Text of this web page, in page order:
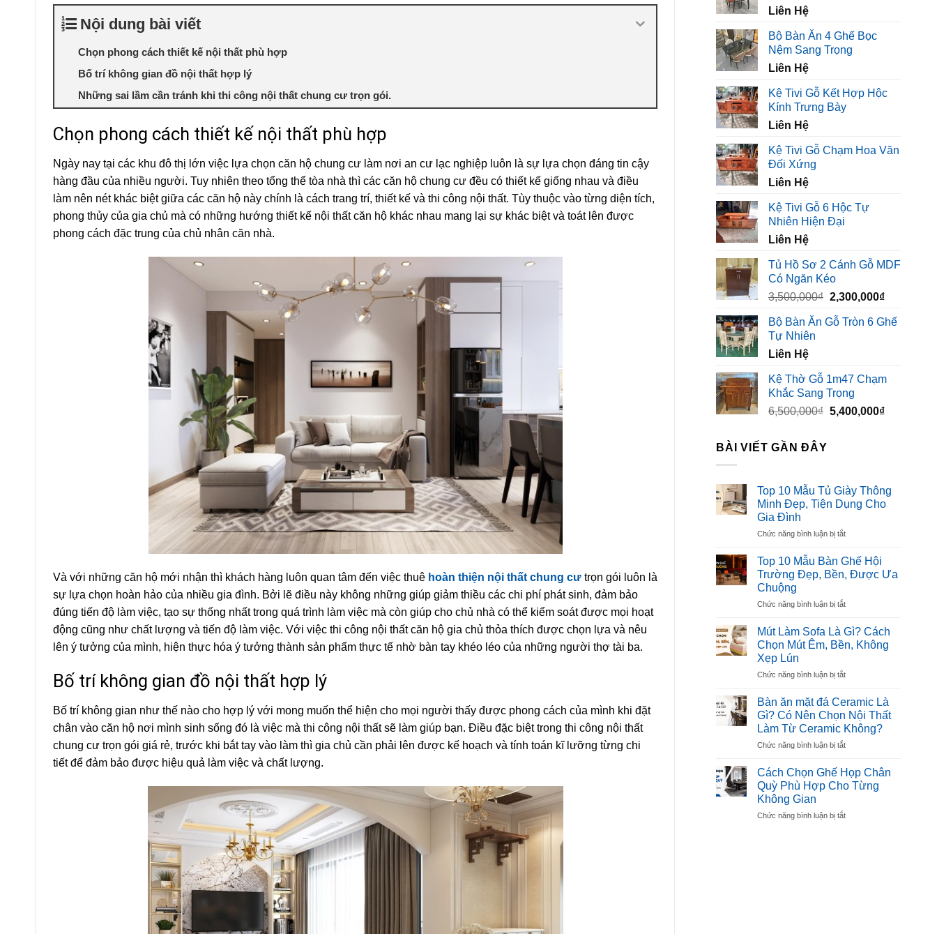
Nội dung bài viết
Chọn phong cách thiết kế nội thất phù hợp
Bố trí không gian đồ nội thất hợp lý
Những sai lầm cần tránh khi thi công nội thất chung cư trọn gói.
Chọn phong cách thiết kế nội thất phù hợp
Ngày nay tại các khu đô thị lớn việc lựa chọn căn hộ chung cư làm nơi an cư lạc nghiệp luôn là sự lựa chọn đáng tin cậy
hàng đầu của nhiều người. Tuy nhiên theo tổng thể tòa nhà thì các căn hộ chung cư đều có thiết kế giống nhau và điều
làm nên nét khác biệt giữa các căn hộ này chính là cách trang trí, thiết kế và thi công nội thất. Tùy thuộc vào từng diện tích,
phong thủy của gia chủ mà có những hướng thiết kế nội thất căn hộ khác nhau mang lại sự khác biệt và toát lên được
phong cách đặc trung của chủ nhân căn nhà.
Và với những căn hộ mới nhận thì khách hàng luôn quan tâm đến việc thuê hoàn thiện nội thất chung cư trọn gói luôn là
sự lựa chọn hoàn hảo của nhiều gia đình. Bởi lẽ điều này không những giúp giảm thiều các chi phí phát sinh, đảm bảo
đúng tiến độ làm việc, tạo sự thống nhất trong quá trình làm việc mà còn giúp cho chủ nhà có thể kiểm soát được mọi hoạt
động cũng như chất lượng và tiến độ làm việc. Với việc thi công nội thất căn hộ gia chủ thỏa thích được chọn lựa và nêu
lên ý tưởng của mình, hiện thực hóa ý tưởng thành sản phẩm thực tế nhờ bàn tay khéo léo của những người thợ tài ba.
Bố trí không gian đồ nội thất hợp lý
Bố trí không gian như thế nào cho hợp lý với mong muốn thể hiện cho mọi người thấy được phong cách của mình khi đặt
chân vào căn hộ nơi mình sinh sống đó là việc mà thi công nội thất sẽ làm giúp bạn. Điều đặc biệt trong thi công nội thất
chung cư trọn gói giá rẻ, trước khi bắt tay vào làm thì gia chủ cần phải lên được kế hoạch và tính toán kĩ lưỡng từng chi
tiết để đảm bảo được hiệu quả làm việc và chất lượng.
Liên Hệ
Bộ Bàn Ăn 4 Ghế Bọc
Nệm Sang Trọng
Liên Hệ
Kệ Tivi Gỗ Kết Hợp Hộc
Kính Trưng Bày
Liên Hệ
Kệ Tivi Gỗ Chạm Hoa Văn
Đối Xứng
Liên Hệ
Kệ Tivi Gỗ 6 Hộc Tự
Nhiên Hiện Đại
Liên Hệ
Tủ Hồ Sơ 2 Cánh Gỗ MDF
Có Ngăn Kéo
3,500,000₫ Giá
là:
2,300,000₫Giá
tại
Bộ Bàn Ăn Gỗ Tròn 6 Ghế
Tự Nhiên
Liên Hệ
Kệ Thờ Gỗ 1m47 Chạm
Khắc Sang Trọng
6,500,000₫ Giá
5,400,000₫Giá
BÀI VIẾT GẦN ĐÂY
Top 10 Mẫu Tủ Giày Thông
Minh Đẹp, Tiện Dụng Cho
Gia Đình
Chức năng bình luận bị tắtở
10
Mẫu
Tủ
Thông
Đẹp,
Tiện
Dụng
Gia
Top 10 Mẫu Bàn Ghế Hội
Trường Đẹp, Bền, Được Ưa
Chuộng
Chức năng bình luận bị tắtở
10
Mẫu
Bàn
Hội
Đẹp,
Bền,
Được
Ưa
Chuộng
Mút Làm Sofa Là Gì? Cách
Chọn Mút Êm, Bền, Không
Xẹp Lún
Chức năng bình luận bị tắtở
Sofa
Là
Gì?
Cách
Mút
Êm,
Bền,
Xẹp
Bàn ăn mặt đá Ceramic Là
Gì? Có Nên Chọn Nội Thất
Làm Từ Ceramic Không?
Chức năng bình luận bị tắtở
ăn
mặt
đá
Là
Cách Chọn Ghế Họp Chân
Quỳ Phù Hợp Cho Từng
Không Gian
Chức năng bình luận bị tắtở